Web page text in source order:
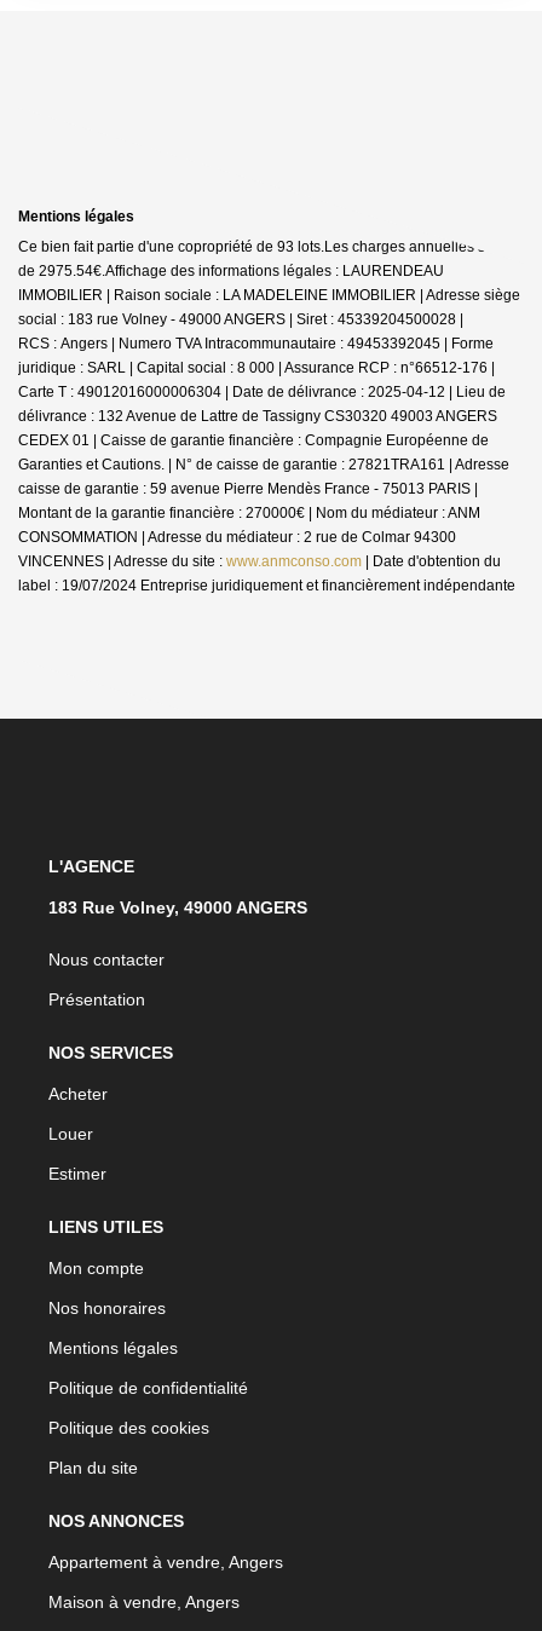
Mentions légales
Ce bien fait partie d'une copropriété de 93 lots.Les charges annuelles sont
de 2975.54€.Affichage des informations légales : LAURENDEAU
IMMOBILIER | Raison sociale : LA MADELEINE IMMOBILIER | Adresse siège
social : 183 rue Volney - 49000 ANGERS | Siret : 45339204500028 |
RCS : Angers | Numero TVA Intracommunautaire : 49453392045 | Forme
juridique : SARL | Capital social : 8 000 | Assurance RCP : n°66512-176 |
Carte T : 49012016000006304 | Date de délivrance : 2025-04-12 | Lieu de
délivrance : 132 Avenue de Lattre de Tassigny CS30320 49003 ANGERS
CEDEX 01 | Caisse de garantie financière : Compagnie Européenne de
Garanties et Cautions. | N° de caisse de garantie : 27821TRA161 | Adresse
caisse de garantie : 59 avenue Pierre Mendès France - 75013 PARIS |
Montant de la garantie financière : 270000€ | Nom du médiateur : ANM
CONSOMMATION | Adresse du médiateur : 2 rue de Colmar 94300
VINCENNES | Adresse du site : www.anmconso.com | Date d'obtention du
label : 19/07/2024 Entreprise juridiquement et financièrement indépendante
L'AGENCE
183 Rue Volney, 49000 ANGERS
Nous contacter
Présentation
NOS SERVICES
Acheter
Louer
Estimer
LIENS UTILES
Mon compte
Nos honoraires
Mentions légales
Politique de confidentialité
Politique des cookies
Plan du site
NOS ANNONCES
Appartement à vendre, Angers
Maison à vendre, Angers